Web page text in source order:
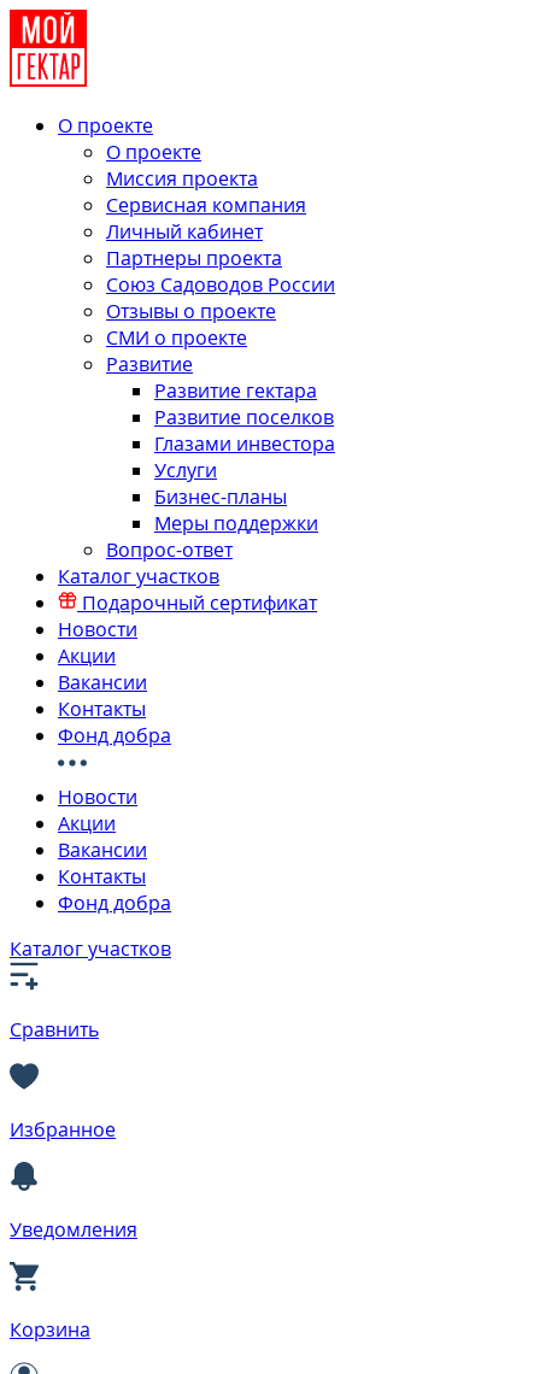
О проекте
О проекте
Миссия проекта
Сервисная компания
Личный кабинет
Партнеры проекта
Союз Садоводов России
Отзывы о проекте
СМИ о проекте
Развитие
Развитие гектара
Развитие поселков
Глазами инвестора
Услуги
Бизнес-планы
Меры поддержки
Вопрос-ответ
Каталог участков
Подарочный сертификат
Новости
Акции
Вакансии
Контакты
Фонд добра
Новости
Акции
Вакансии
Контакты
Фонд добра
Каталог участков
Сравнить
Избранное
Уведомления
Корзина